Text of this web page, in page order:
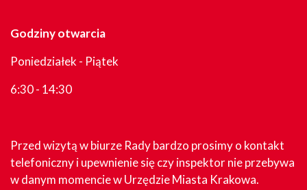
Godziny otwarcia
Poniedziałek - Piątek
6:30 - 14:30
Przed wizytą w biurze Rady bardzo prosimy o kontakt
telefoniczny i upewnienie się czy inspektor nie przebywa
w danym momencie w Urzędzie Miasta Krakowa.